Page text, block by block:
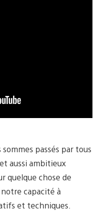
passés par tous
aussi ambitieux
quelque chose de
capacité à
et techniques.